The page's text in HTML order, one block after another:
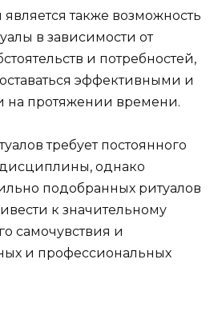
также возможность
в зависимости от
и потребностей,
эффективными и
протяжении времени.
требует постоянного
однако
подобранных ритуалов
к значительному
самочувствия и
и профессиональных